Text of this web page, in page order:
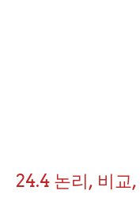
24.4 논리, 비교